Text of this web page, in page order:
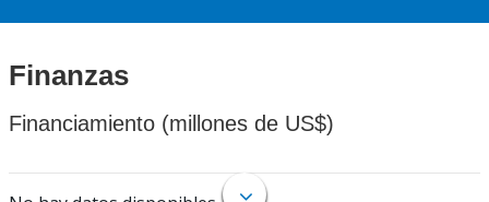
Finanzas
Financiamiento (millones de US$)